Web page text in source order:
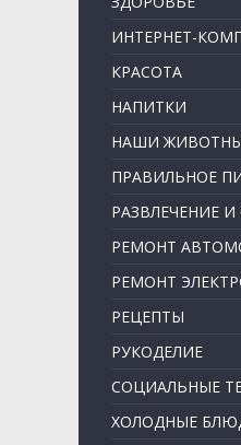
ИНТЕРНЕТ-
КРАСОТА
НАПИТКИ
НАШИ
ПРАВИЛЬНОЕ
РАЗВЛЕЧЕНИЕ
РЕМОНТ
РЕМОНТ
РЕЦЕПТЫ
РУКОДЕЛИЕ
СОЦИАЛЬНЫЕ
ХОЛОДНЫЕ